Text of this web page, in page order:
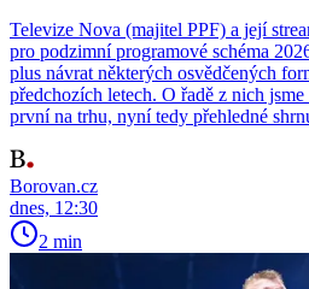
Televize Nova (majitel PPF) a její
pro podzimní programové schéma
plus návrat některých osvědčených
předchozích letech. O řadě z nich
první na trhu, nyní tedy přehledné
Borovan.cz
dnes, 12:30
2 min